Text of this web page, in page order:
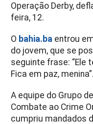
Operação Derby,
feira, 12.
O bahia.ba entrou
do jovem, que se
seguinte frase: “Ele
Fica em paz, menina”.
A equipe do Grupo
Combate ao Crime
cumpriu mandados